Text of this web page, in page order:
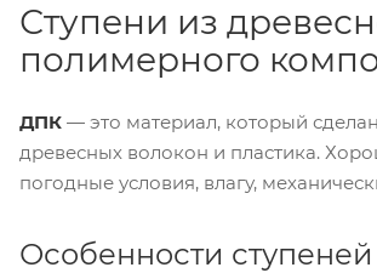
Ступени из
полимерного
ДПК — это материал, который
древесных волокон и пластика.
погодные условия, влагу,
Особенности